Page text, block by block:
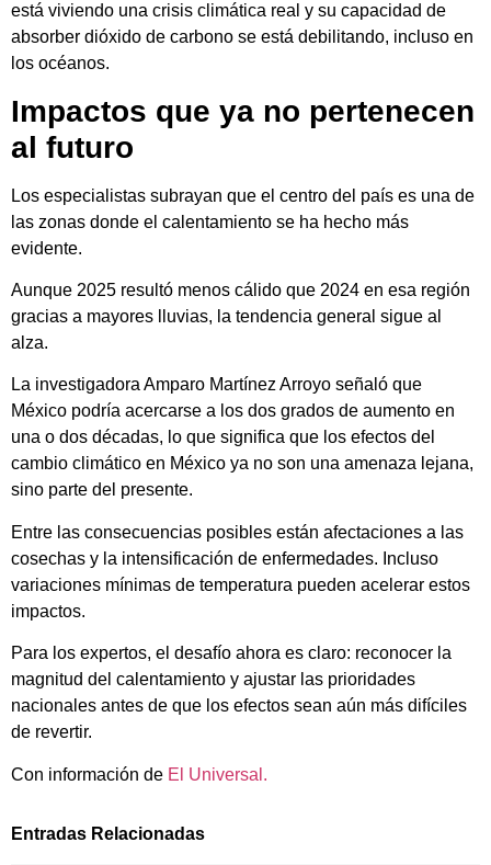
está viviendo una crisis climática real y su capacidad de
absorber dióxido de carbono se está debilitando, incluso en
los océanos.
Impactos que ya no pertenecen
al futuro
Los especialistas subrayan que el centro del país es una de
las zonas donde el calentamiento se ha hecho más
evidente.
Aunque 2025 resultó menos cálido que 2024 en esa región
gracias a mayores lluvias, la tendencia general sigue al
alza.
La investigadoraAmparo Martínez Arroyo señaló que
México podría acercarse a los dos grados de aumento en
una o dos décadas, lo que significa que los efectos del
cambio climático en México ya no son una amenaza lejana,
sino parte del presente.
Entre las consecuencias posibles están afectaciones a las
cosechas y la intensificación de enfermedades. Incluso
variaciones mínimas de temperatura pueden acelerar estos
impactos.
Para los expertos, el desafío ahora es claro: reconocer la
magnitud del calentamiento y ajustar las prioridades
nacionales antes de que los efectos sean aún más difíciles
de revertir.
Con información de El Universal.
Entradas Relacionadas